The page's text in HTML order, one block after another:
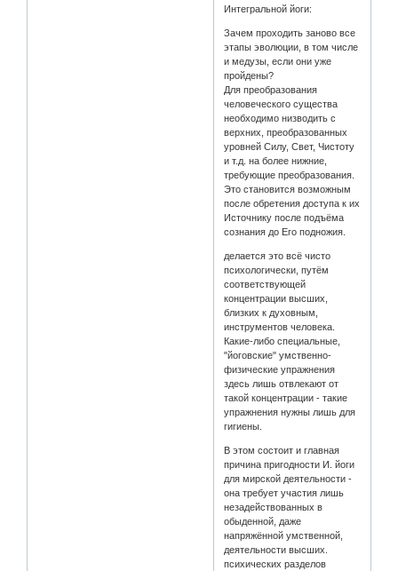
Интегральной йоги:
Зачем проходить заново все
этапы эволюции, в том числе
и медузы, если они уже
пройдены?
Для преобразования
человеческого существа
необходимо низводить с
верхних, преобразованных
уровней Силу, Свет, Чистоту
и т.д. на более нижние,
требующие преобразования.
Это становится возможным
после обретения доступа к их
Источнику после подъёма
сознания до Его подножия.
делается это всё чисто
психологически, путём
соответствующей
концентрации высших,
близких к духовным,
инструментов человека.
Какие-либо специальные,
"йоговские" умственно-
физические упражнения
здесь лишь отвлекают от
такой концентрации - такие
упражнения нужны лишь для
гигиены.
В этом состоит и главная
причина пригодности И. йоги
для мирской деятельности -
она требует участия лишь
незадействованных в
обыденной, даже
напряжённой умственной,
деятельности высших.
психических разделов